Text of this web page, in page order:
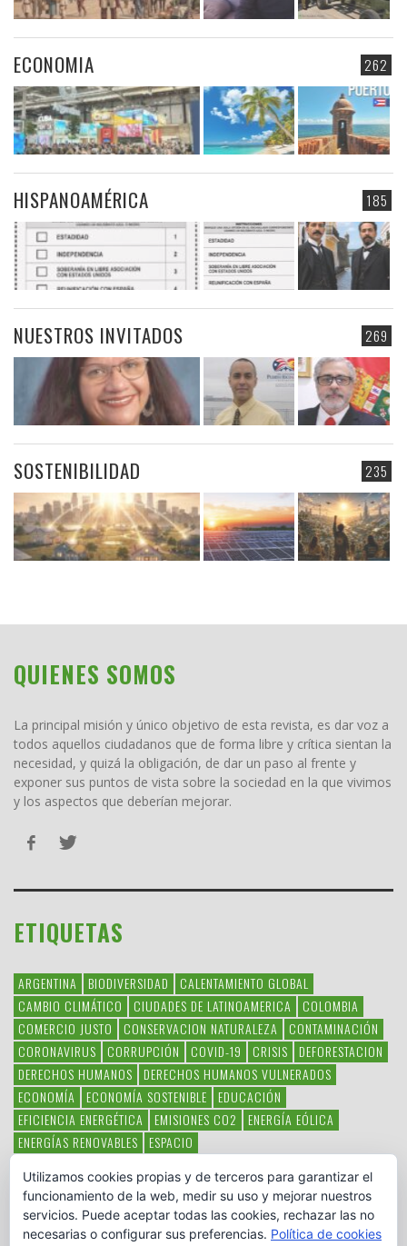
262
ECONOMIA
185
HISPANOAMÉRICA
269
NUESTROS INVITADOS
235
SOSTENIBILIDAD
QUIENES SOMOS
La principal misión y único objetivo de esta revista, es dar voz a
todos aquellos ciudadanos que de forma libre y crítica sientan la
necesidad, y quizá la obligación, de dar un paso al frente y
exponer sus puntos de vista sobre la sociedad en la que vivimos
y los aspectos que deberían mejorar.
ETIQUETAS
ARGENTINA BIODIVERSIDAD
CALENTAMIENTO GLOBAL
CAMBIO CLIMÁTICO
CIUDADES DE LATINOAMERICA
COLOMBIA
COMERCIO JUSTO
CONSERVACION NATURALEZA
CONTAMINACIÓN
CORONAVIRUS
CORRUPCIÓN COVID-19 CRISIS
DEFORESTACION
DERECHOS HUMANOS
DERECHOS HUMANOS VULNERADOS
ECONOMÍA
ECONOMÍA SOSTENIBLE
EDUCACIÓN
EFICIENCIA ENERGÉTICA
EMISIONES CO2
ENERGÍA EÓLICA
ENERGÍAS RENOVABLES
ESPACIO
HAMBRE LATINOAMÉRICA MEDIO AMBIENTE
MÉXICO
OBJETIVOS DEL MILENIO
ONGS PAZ POBREZA POESÍA
POLITICA
PUEBLOS INDÍGENAS RSC RSE SOBERANÍA ALIMENTARIA
Utilizamos cookies propias y de terceros para garantizar el
funcionamiento de la web, medir su uso y mejorar nuestros
servicios. Puede aceptar todas las cookies, rechazar las no
necesarias o configurar sus preferencias. Política de cookies